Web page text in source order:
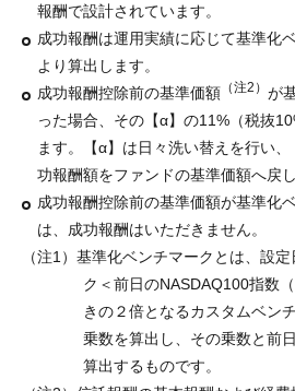
報酬で設計されています。
成功報酬は運用実績に応じて基準化
より算出します。
成功報酬控除前の基準価額 （注2） が
った場合、その【α】の11%（税抜
ます。【α】は日々洗い替えを行い
功報酬額をファンドの基準価額へ戻し
成功報酬控除前の基準価額が基準化
は、成功報酬はいただきません。
（注1）基準化ベンチマークとは、設
ク＜前日のNASDAQ100指数
きの２倍となるカスタムベン
乗数を算出し、その乗数と前
算出するものです。